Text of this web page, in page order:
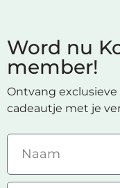
Word nu
member!
Ontvang exclusieve
cadeautje met je